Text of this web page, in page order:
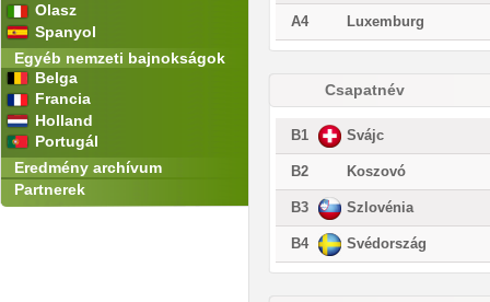
Olasz
Spanyol
Egyéb nemzeti bajnokságok
Belga
Francia
Holland
Portugál
Eredmény archívum
Partnerek
A4 Luxemburg
Csapatnév
B1 Svájc
B2 Koszovó
B3 Szlovénia
B4 Svédország